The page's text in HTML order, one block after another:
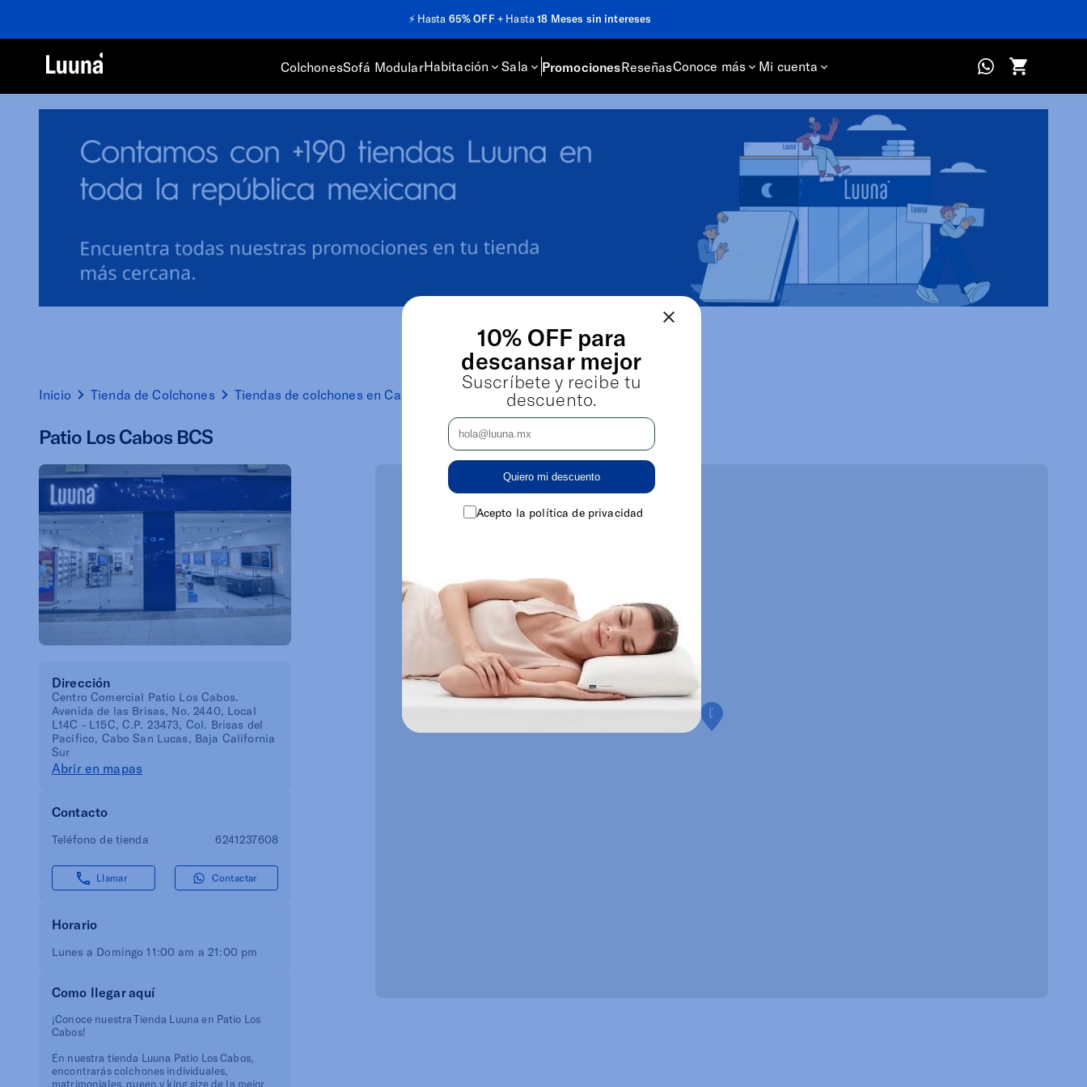
⚡️ Hasta 65% OFF+ Hasta18 Meses sin intereses
ColchonesSofá ModularHabitación Sala PromocionesReseñasConoce más Mi cuenta
Inicio Tienda de Colchones Tiendas de colchones en Cabo San Lucas Patio Los Cabos BCS
Patio Los Cabos BCS
Dirección
Centro Comercial Patio Los Cabos.
Avenida de las Brisas, No. 2440, Local
L14C - L15C, C.P. 23473, Col. Brisas del
Pacífico, Cabo San Lucas, Baja California
Sur
Abrir en mapas
Contacto
Teléfono de tienda 6241237608
Llamar Contactar
Horario
Lunes a Domingo 11:00 am a 21:00 pm
Como llegar aquí
¡Conoce nuestra Tienda Luuna en Patio Los
Cabos!
En nuestra tienda Luuna Patio Los Cabos,
encontrarás colchones individuales,
matrimoniales, queen y king size de la mejor
10% OFF para
descansar mejor
Suscríbete y recibe tu
descuento.
Quiero mi descuento
Acepto la política de privacidad